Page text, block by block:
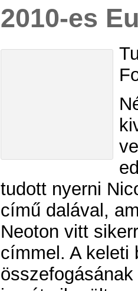
2010-es
tudott nyerni
című dalával,
Neoton vitt
címmel. A keleti